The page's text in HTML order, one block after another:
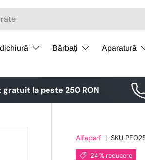
Bărbați Aparatură
gratuit la peste 250 RON
Alfaparf | SKU
24 % reducere